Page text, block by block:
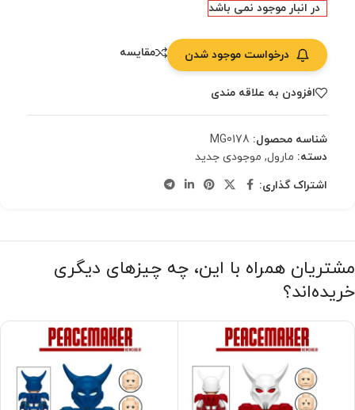
در انبار موجود نمی باشد
درخواست موجود شدن مقایسه
افزودن به علاقه مندی
شناسه محصول: MG0178
دسته: مارول, موجودی جدید
اشتراک گذاری:
مشتریان همراه با این، چه چیزهای دیگری
خریده‌اند؟